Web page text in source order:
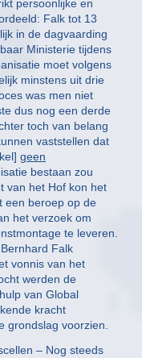
persoonlijke en
Falk tot 13
in de dagvaarding
Ministerie tijdens
moet volgens
minstens uit drie
was men niet
dus nog een derde
toch van belang
vaststellen dat
geen
bestaan zou
van het Hof kon het
een beroep op de
het verzoek om
te leveren.
Falk
vonnis van het
werden de
van Global
kracht
grondslag voorzien.
– Nog steeds